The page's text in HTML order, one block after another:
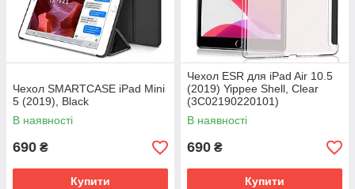
Чехол SMARTCASE iPad Mini
5 (2019), Black
В наявності
690 ₴
Купити
Чехол ESR для iPad Air 10.5
(2019) Yippee Shell, Clear
(3C02190220101)
В наявності
690 ₴
Купити